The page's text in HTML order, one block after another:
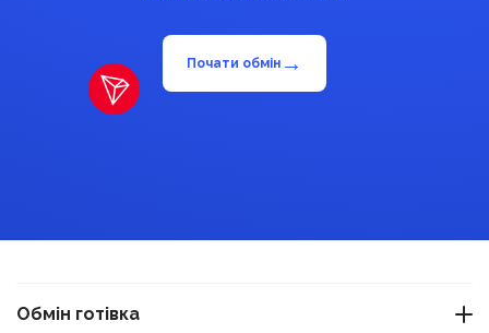
Почати обмін →
Обмін готівка